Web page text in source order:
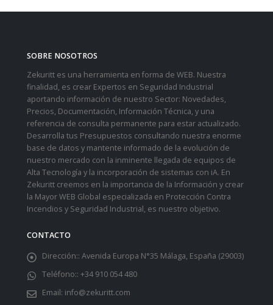
SOBRE NOSOTROS
Zekuritt es una herramienta en forma de WEB. Nuestra
finalidad, es crear Expertos en Seguridad Industrial
aportando información de nuestro Sector: Novedades,
Precios, Documentación, Información Técnica, y una
referencia de consulta permanente para estar actualizado.
Desarrolla tus Presupuestos consultando nuestra enorme
base de datos y mantente informado de la evolución de
nuestro mercado con la inminente llegada de equipos de
Alta Tecnología y la incorporación de sistemas con iA. En
Zekuritt creemos en la importancia de la Información y crear
la Mayor WEB Global especializada en Protección Contra
Incendios y Seguridad Industrial, es nuestro objetivo.
CONTACTO
Dirección:: Avenida Europa N°35 Málaga, España (29003)
Teléfono:: +34 910 054 480
Email: info@zekuritt.com